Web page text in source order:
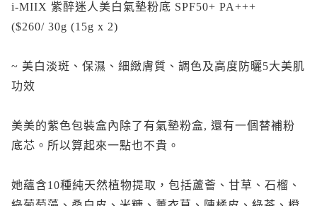
i-MIIX 紫醉迷人美白氣墊粉底 SPF50+ PA+++
($260/ 30g (15g x 2)
~ 美白淡斑、保濕、細緻膚質、調色及高度防曬5大美肌
功效
美美的紫色包裝盒內除了有氣墊粉盒, 還有一個替補粉
底芯。所以算起來一點也不貴。
她蘊含10種純天然植物提取，包括蘆薈、甘草、石榴、